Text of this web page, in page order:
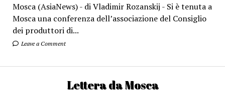
Mosca (AsiaNews) - di Vladimir Rozanskij - Si è tenuta a
Mosca una conferenza dell’associazione del Consiglio
dei produttori di...
Leave a Comment
Lettera da Mosca